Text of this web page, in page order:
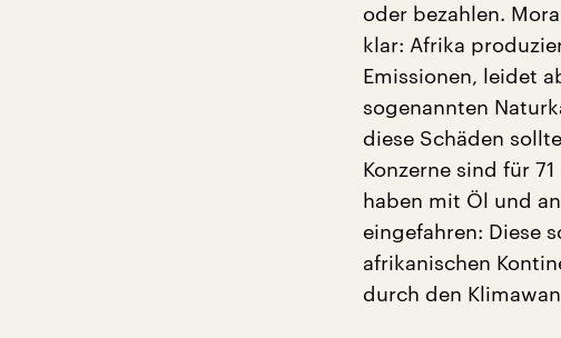
oder bezahlen.
klar: Afrika
Emissionen, leidet
sogenannten
diese Schäden
Konzerne sind für
haben mit Öl und
eingefahren: Diese
afrikanischen
durch den